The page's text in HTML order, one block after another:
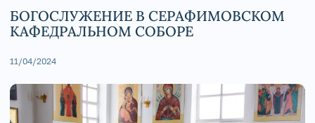
БОГОСЛУЖЕНИЕ В СЕРАФИМОВСКОМ
КАФЕДРАЛЬНОМ СОБОРЕ
11/04/2024